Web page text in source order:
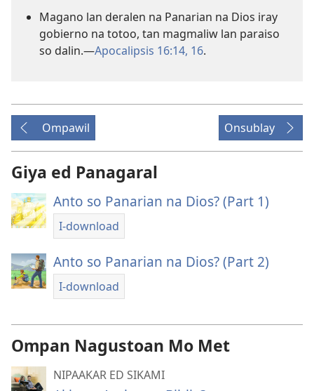
Magano lan deralen na Panarian na Dios iray
gobierno na totoo, tan magmaliw lan paraiso
so dalin.​—Apocalipsis 16:14, 16.
Ompawil Onsublay
Giya ed Panagaral
Anto so Panarian na Dios? (Part 1)
I-download
Anto so Panarian na Dios? (Part 2)
I-download
Ompan Nagustoan Mo Met
NIPAAKAR ED SIKAMI